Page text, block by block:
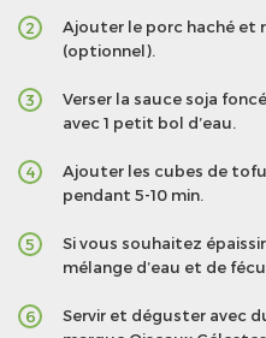
2
Ajouter le porc haché et
(optionnel).
3
Verser la sauce soja
avec 1 petit bol d’eau.
4
Ajouter les cubes de
pendant 5-10 min.
5
Si vous souhaitez
mélange d’eau et de
6
Servir et déguster avec